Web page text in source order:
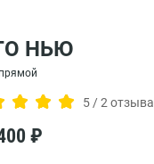
НЬЮ
5 / 2 отзыва
₽